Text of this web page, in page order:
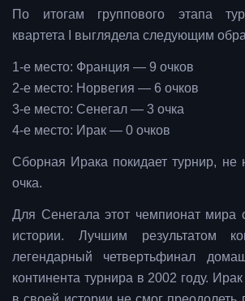
По итогам группового этапа
квартета I выглядела следующим
1-е место: Франция — 9 очков
2-е место: Норвегия — 6 очков
3-е место: Сенегал — 3 очка
4-е место: Ирак — 0 очков
Сборная Ирака покидает турнир, не
очка.
Для Сенегала этот чемпионат мира
истории. Лучшим результатом
легендарный четвертьфинал
континента турнира в 2002 году.